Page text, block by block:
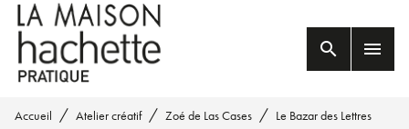
MENU RECHERCHE
PIED DE PAGE
search menu
Accueil / Atelier créatif / Zoé de Las Cases / Le Bazar des Lettres